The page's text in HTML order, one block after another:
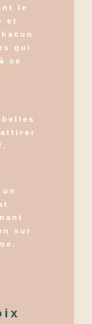
le
et
qui
ce
sur